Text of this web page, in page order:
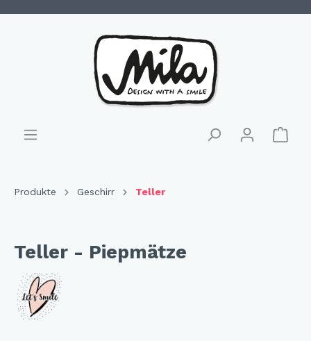
Produkte Geschirr Teller
Teller - Piepmätze